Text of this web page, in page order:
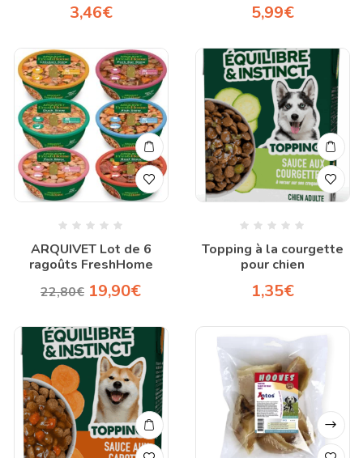
3,46€ 5,99€
ARQUIVET Lot de 6
ragoûts FreshHome
22,80€ 19,90€
Topping à la courgette
pour chien
1,35€